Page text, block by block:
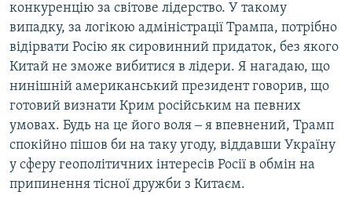
конкуренцію за світове лідерство. У такому
випадку, за логікою адміністрації Трампа, потрібно
відірвати Росію як сировинний придаток, без якого
Китай не зможе вибитися в лідери. Я нагадаю, що
нинішній американський президент говорив, що
готовий визнати Крим російським на певних
умовах. Будь на це його воля ‒ я впевнений, Трамп
спокійно пішов би на таку угоду, віддавши Україну
у сферу геополітичних інтересів Росії в обмін на
припинення тісної дружби з Китаєм.